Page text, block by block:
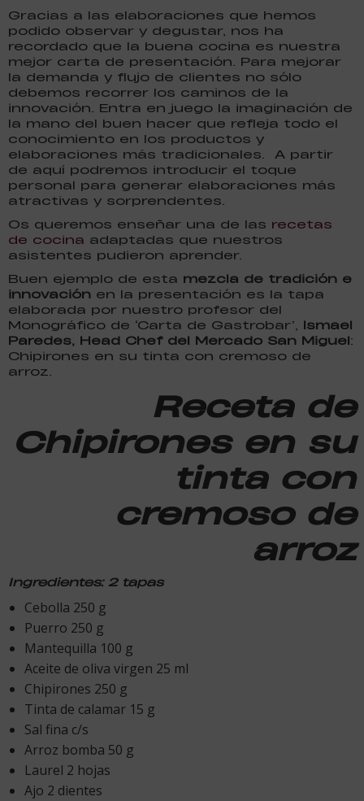
Gracias a las elaboraciones que hemos
podido observar y degustar, nos ha
recordado que la buena cocina es nuestra
mejor carta de presentación. Para mejorar
la demanda y flujo de clientes no sólo
debemos recorrer los caminos de la
innovación. Entra en juego la imaginación de
la mano del buen hacer que refleja todo el
conocimiento en los productos y
elaboraciones más tradicionales. A partir
de aquí podremos introducir el toque
personal para generar elaboraciones más
atractivas y sorprendentes.
Os queremos enseñar una de las recetas
de cocina adaptadas que nuestros
asistentes pudieron aprender.
Buen ejemplo de esta mezcla de tradición e
innovación en la presentación es la tapa
elaborada por nuestro profesor del
Monográfico de ‘Carta de Gastrobar’, Ismael
Paredes, Head Chef del Mercado San Miguel:
Chipirones en su tinta con cremoso de
arroz.
Receta de
Chipirones en su
tinta con
cremoso de
arroz
Ingredientes: 2 tapas
Cebolla 250 g
Puerro 250 g
Mantequilla 100 g
Aceite de oliva virgen 25 ml
Chipirones 250 g
Tinta de calamar 15 g
Sal fina c/s
Arroz bomba 50 g
Laurel 2 hojas
Ajo 2 dientes